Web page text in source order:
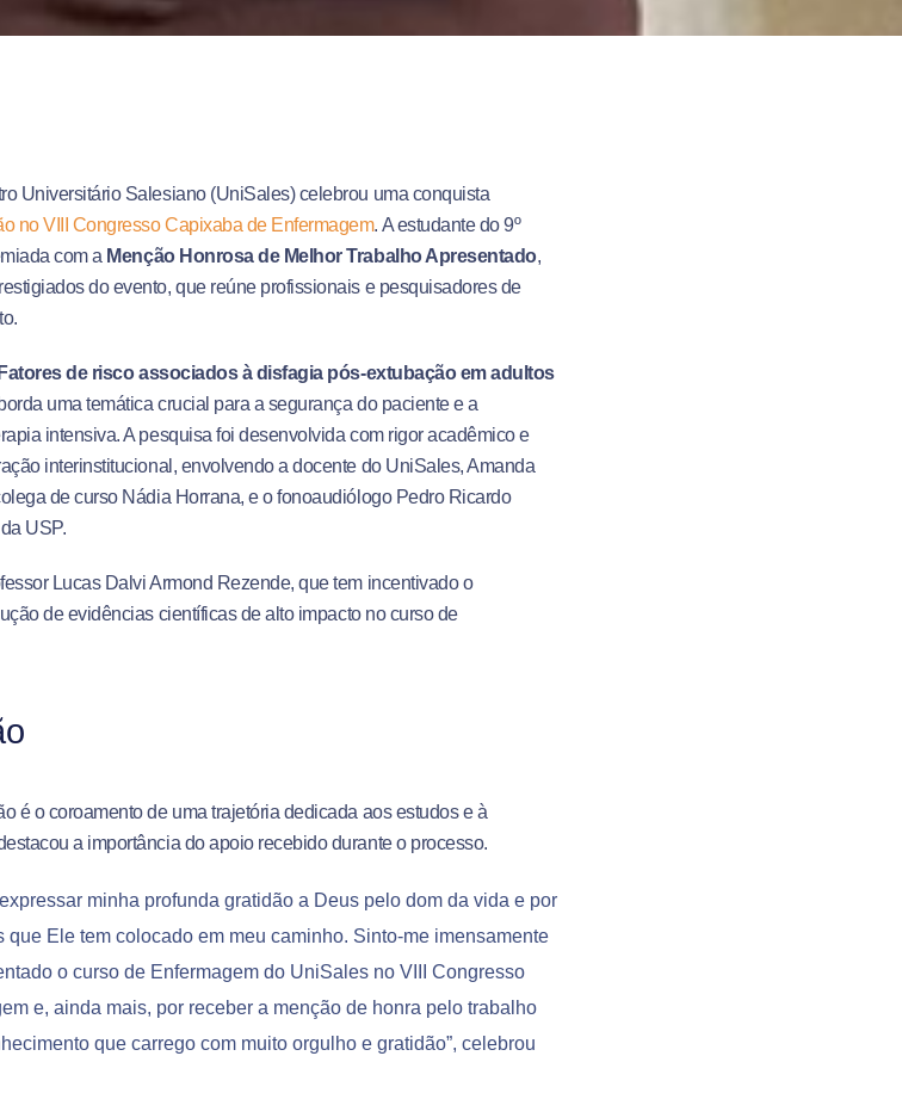
Universitário Salesiano (UniSales) celebrou uma conquista
no VIII Congresso Capixaba de Enfermagem. A estudante do 9º
com a Menção Honrosa de Melhor Trabalho Apresentado,
do evento, que reúne profissionais e pesquisadores de
de risco associados à disfagia pós-extubação em adultos
uma temática crucial para a segurança do paciente e a
intensiva. A pesquisa foi desenvolvida com rigor acadêmico e
interinstitucional, envolvendo a docente do UniSales, Amanda
de curso Nádia Horrana, e o fonoaudiólogo Pedro Ricardo
USP.
Lucas Dalvi Armond Rezende, que tem incentivado o
de evidências científicas de alto impacto no curso de
é o coroamento de uma trajetória dedicada aos estudos e à
a importância do apoio recebido durante o processo.
minha profunda gratidão a Deus pelo dom da vida e por
que Ele tem colocado em meu caminho. Sinto-me imensamente
o curso de Enfermagem do UniSales no VIII Congresso
e, ainda mais, por receber a menção de honra pelo trabalho
que carrego com muito orgulho e gratidão”, celebrou